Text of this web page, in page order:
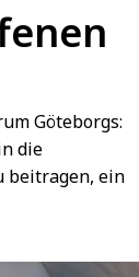
Göteborgs:
die
ein